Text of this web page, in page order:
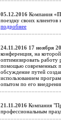
05.12.2016 Компания
поездку своих клиентов
подробнее
24.11.2016 17 ноября
конференция, на
оптимизировать работу
помощью современных
обсуждение путей
использованием
опытом по его
21.11.2016 Компания
профессиональным